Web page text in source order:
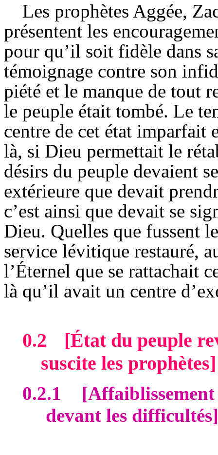
Les prophètes Aggée,
présentent les
pour qu’il soit fidèle dans
témoignage contre son
piété et le manque de tout
le peuple était tombé. Le
centre de cet état imparfait
là, si Dieu permettait le
désirs du peuple devaient
extérieure que devait
c’est ainsi que devait se
Dieu. Quelles que fussent
service lévitique restauré,
l’Éternel que se rattachait
là qu’il avait un centre
0.2
[État du peuple
suscite les prophètes]
0.2.1
devant les difficultés]